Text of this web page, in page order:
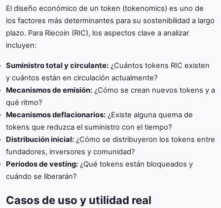
El diseño económico de un token (tokenomics) es uno de
los factores más determinantes para su sostenibilidad a largo
plazo. Para Riecoin (RIC), los aspectos clave a analizar
incluyen:
Suministro total y circulante: ¿Cuántos tokens RIC existen
y cuántos están en circulación actualmente?
Mecanismos de emisión: ¿Cómo se crean nuevos tokens y a
qué ritmo?
Mecanismos deflacionarios: ¿Existe alguna quema de
tokens que reduzca el suministro con el tiempo?
Distribución inicial: ¿Cómo se distribuyeron los tokens entre
fundadores, inversores y comunidad?
Periodos de vesting: ¿Qué tokens están bloqueados y
cuándo se liberarán?
Casos de uso y utilidad real